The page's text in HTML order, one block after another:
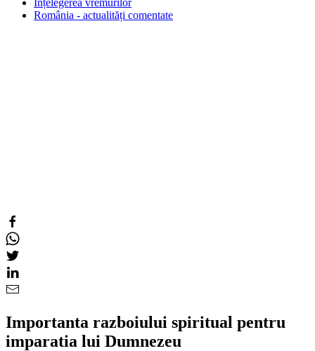
Înțelegerea vremurilor
România - actualități comentate
Importanta razboiului spiritual pentru
imparatia lui Dumnezeu